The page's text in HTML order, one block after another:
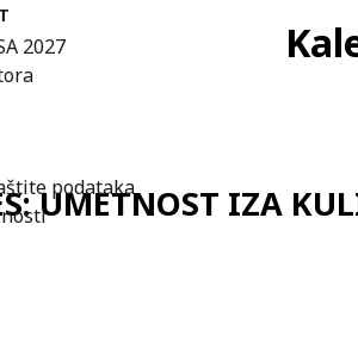
2027
podataka
UMETNOST IZA